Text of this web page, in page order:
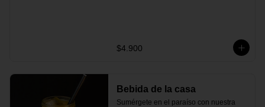
$4.900
Bebida de la casa
Sumérgete en el paraíso con nuestra